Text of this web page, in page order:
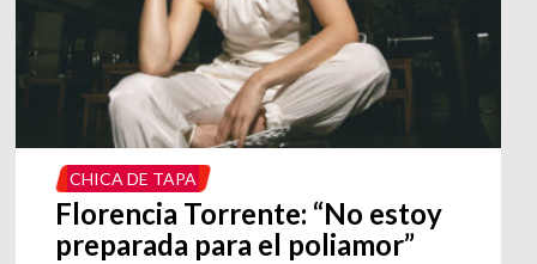
CHICA DE TAPA
Florencia Torrente: “No estoy
preparada para el poliamor”